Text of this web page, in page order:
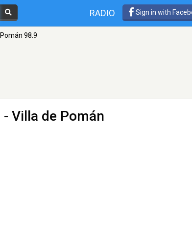
RADIO Sign in with
98.9
- Villa de Pomán